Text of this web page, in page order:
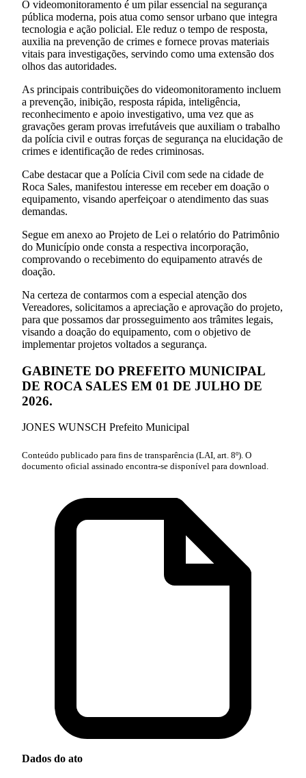
O videomonitoramento é um pilar essencial na segurança
pública moderna, pois atua como sensor urbano que integra
tecnologia e ação policial. Ele reduz o tempo de resposta,
auxilia na prevenção de crimes e fornece provas materiais
vitais para investigações, servindo como uma extensão dos
olhos das autoridades.
As principais contribuições do videomonitoramento incluem
a prevenção, inibição, resposta rápida, inteligência,
reconhecimento e apoio investigativo, uma vez que as
gravações geram provas irrefutáveis que auxiliam o trabalho
da polícia civil e outras forças de segurança na elucidação de
crimes e identificação de redes criminosas.
Cabe destacar que a Polícia Civil com sede na cidade de
Roca Sales, manifestou interesse em receber em doação o
equipamento, visando aperfeiçoar o atendimento das suas
demandas.
Segue em anexo ao Projeto de Lei o relatório do Patrimônio
do Município onde consta a respectiva incorporação,
comprovando o recebimento do equipamento através de
doação.
Na certeza de contarmos com a especial atenção dos
Vereadores, solicitamos a apreciação e aprovação do projeto,
para que possamos dar prosseguimento aos trâmites legais,
visando a doação do equipamento, com o objetivo de
implementar projetos voltados a segurança.
GABINETE DO PREFEITO MUNICIPAL
DE ROCA SALES EM 01 DE JULHO DE
2026.
JONES WUNSCH Prefeito Municipal
Conteúdo publicado para fins de transparência (LAI, art. 8º). O
documento oficial assinado encontra-se disponível para download.
Dados do ato